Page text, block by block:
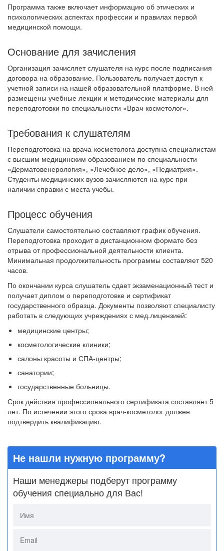
Программа также включает информацию об этических и
психологических аспектах профессии и правилах первой
медицинской помощи.
Основание для зачисления
Организация зачисляет слушателя на курс после подписания
договора на образование. Пользователь получает доступ к
учетной записи на нашей образовательной платформе. В ней
размещены учебные лекции и методические материалы для
переподготовки по специальности «Врач-косметолог».
Требования к слушателям
Переподготовка на врача-косметолога доступна специалистам
с высшим медицинским образованием по специальности
«Дерматовенерология», «Лечебное дело», «Педиатрия».
Студенты медицинских вузов зачисляются на курс при
наличии справки с места учебы.
Процесс обучения
Слушатели самостоятельно составляют график обучения.
Переподготовка проходит в дистанционном формате без
отрыва от профессиональной деятельности клиента.
Минимальная продолжительность программы составляет 520
часов.
По окончании курса слушатель сдает экзаменационный тест и
получает диплом о переподготовке и сертификат
государственного образца. Документы позволяют специалисту
работать в следующих учреждениях с мед.лицензией:
медицинские центры;
косметологические клиники;
салоны красоты и СПА-центры;
санатории;
государственные больницы.
Срок действия профессионального сертификата составляет 5
лет. По истечении этого срока врач-косметолог должен
подтвердить квалификацию.
Не нашли нужную программу?
Наши менеджеры подберут программу
обучения специально для Вас!